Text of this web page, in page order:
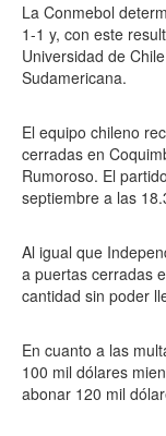
La Conmebol
1-1 y, con este
Universidad de
Sudamericana.
El equipo chileno
cerradas en
Rumoroso. El
septiembre a las
Al igual que
a puertas cerradas
cantidad sin poder
En cuanto a las
100 mil dólares
abonar 120 mil